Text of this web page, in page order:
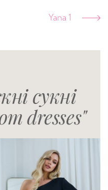
Yana 1
сукні
dresses"